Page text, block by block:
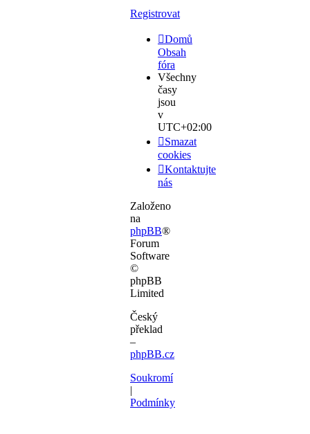
Registrovat
Domů
Obsah
fóra
Všechny
časy
jsou
v
UTC+02:00
Smazat
cookies
Kontaktujte
nás
Založeno
na
phpBB®
Forum
Software
©
phpBB
Limited
Český
překlad
–
phpBB.cz
Soukromí
|
Podmínky